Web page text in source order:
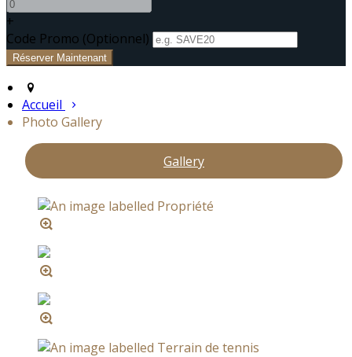
+
Code Promo (Optionnel)
Accueil
Photo Gallery
Gallery